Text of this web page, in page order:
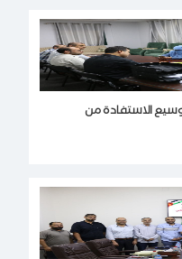
الاستفادة من